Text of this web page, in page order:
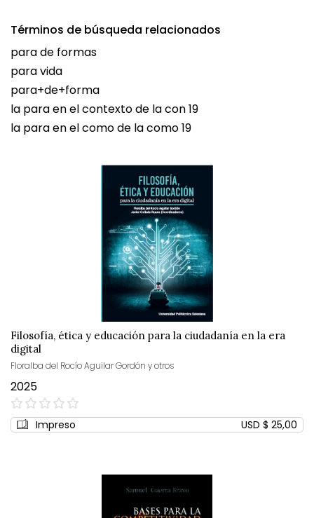
Términos de búsqueda relacionados
para de formas
para vida
para+de+forma
la para en el contexto de la con 19
la para en el como de la como 19
Filosofía, ética y educación para la ciudadanía en la era
digital
Floralba del Rocío Aguilar Gordón y otros
2025
0%
Impreso USD $ 25,00